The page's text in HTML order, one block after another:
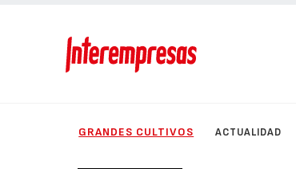
GRANDES CULTIVOS ACTUALIDAD